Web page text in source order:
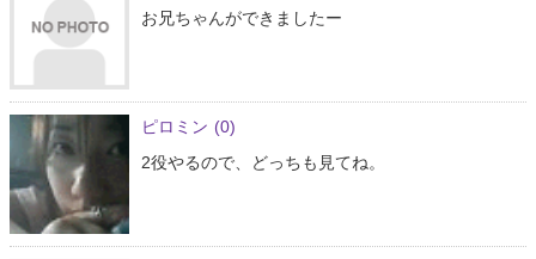
お兄ちゃんができましたー
ピロミン (0)
2役やるので、どっちも見てね。